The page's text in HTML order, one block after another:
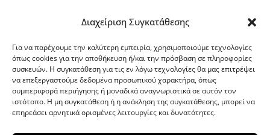
Διαχείριση Συγκατάθεσης
Για να παρέχουμε την καλύτερη εμπειρία, χρησιμοποιούμε τεχνολογίες
όπως cookies για την αποθήκευση ή/και την πρόσβαση σε πληροφορίες
συσκευών. Η συγκατάθεση για τις εν λόγω τεχνολογίες θα μας επιτρέψει
να επεξεργαστούμε δεδομένα προσωπικού χαρακτήρα, όπως
συμπεριφορά περιήγησης ή μοναδικά αναγνωριστικά σε αυτόν τον
ιστότοπο. Η μη συγκατάθεση ή η ανάκληση της συγκατάθεσης, μπορεί να
επηρεάσει αρνητικά ορισμένες λειτουργίες και δυνατότητες.
G-point.gr